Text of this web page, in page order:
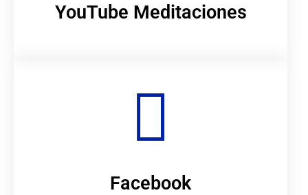
YouTube Meditaciones
Facebook